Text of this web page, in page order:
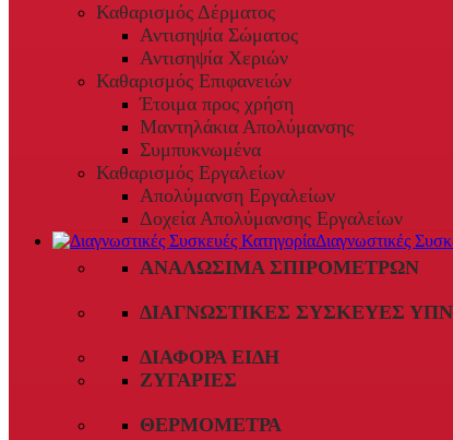
Καθαρισμός Δέρματος
Αντισηψία Σώματος
Αντισηψία Χεριών
Καθαρισμός Επιφανειών
Έτοιμα προς χρήση
Μαντηλάκια Απολύμανσης
Συμπυκνωμένα
Καθαρισμός Εργαλείων
Απολύμανση Εργαλείων
Δοχεία Απολύμανσης Εργαλείων
Διαγνωστικές
ΑΝΑΛΏΣΙΜΑ ΣΠΙΡΟΜΈΤΡΩΝ
ΔΙΑΓΝΩΣΤΙΚΈΣ ΣΥΣΚΕΥΈΣ
ΔΙΆΦΟΡΑ ΕΊΔΗ
ΖΥΓΑΡΙΈΣ
ΘΕΡΜΌΜΕΤΡΑ